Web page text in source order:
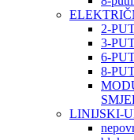
2-
3-
6-
8-
LINIJSKI-